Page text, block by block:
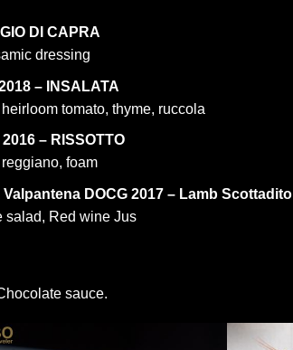
DI CAPRA
dressing
– INSALATA
tomato, thyme, ruccola
– RISSOTTO
foam
DOCG 2017 – Lamb Scottadito
salad, Red wine Jus
sauce.